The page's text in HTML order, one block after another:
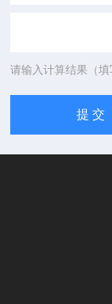
请输入计算结果（